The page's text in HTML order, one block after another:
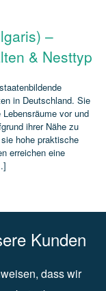
–
& Nesttyp
in Deutschland. Sie
vor und
ihrer Nähe zu
hohe praktische
erreichen eine
Kunden
dass wir